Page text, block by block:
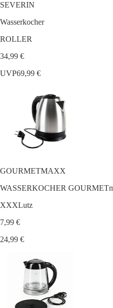
SEVERIN
Wasserkocher
ROLLER
34,99 €
UVP69,99 €
GOURMETMAXX
WASSERKOCHER
XXXLutz
7,99 €
24,99 €